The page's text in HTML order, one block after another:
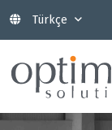
Türkçe